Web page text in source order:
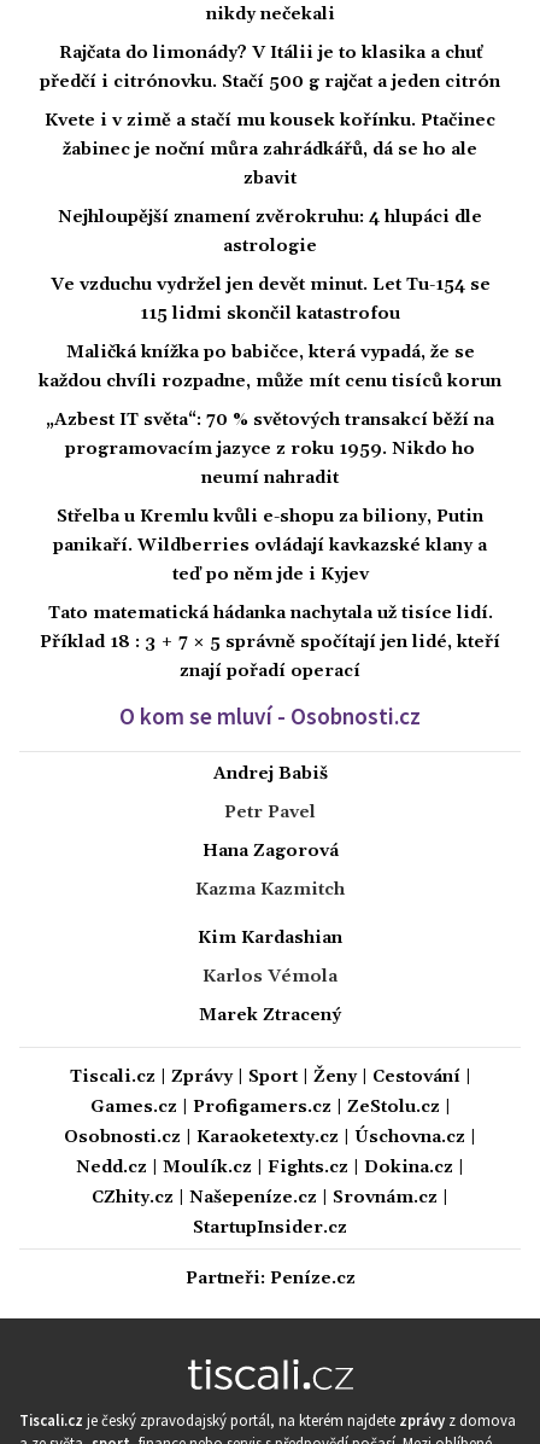
nikdy nečekali
Rajčata do limonády? V Itálii je to klasika a chuť
předčí i citrónovku. Stačí 500 g rajčat a jeden citrón
Kvete i v zimě a stačí mu kousek kořínku. Ptačinec
žabinec je noční můra zahrádkářů, dá se ho ale
zbavit
Nejhloupější znamení zvěrokruhu: 4 hlupáci dle
astrologie
Ve vzduchu vydržel jen devět minut. Let Tu-154 se
115 lidmi skončil katastrofou
Maličká knížka po babičce, která vypadá, že se
každou chvíli rozpadne, může mít cenu tisíců korun
„Azbest IT světa“: 70 % světových transakcí běží na
programovacím jazyce z roku 1959. Nikdo ho
neumí nahradit
Střelba u Kremlu kvůli e-shopu za biliony, Putin
panikaří. Wildberries ovládají kavkazské klany a
teď po něm jde i Kyjev
Tato matematická hádanka nachytala už tisíce lidí.
Příklad 18 : 3 + 7 × 5 správně spočítají jen lidé, kteří
znají pořadí operací
O kom se mluví - Osobnosti.cz
Andrej Babiš
Petr Pavel
Hana Zagorová
Kazma Kazmitch
Kim Kardashian
Karlos Vémola
Marek Ztracený
Tiscali.cz Zprávy| Sport| Ženy| Cestování|
Games.cz
Profigamers.cz ZeStolu.cz
Osobnosti.cz
Karaoketexty.cz Úschovna.cz
Nedd.cz
Moulík.cz Fights.cz Dokina.cz
CZhity.cz
Našepeníze.cz Srovnám.cz
StartupInsider.cz
Partneři: Peníze.cz
Tiscali.cz je český zpravodajský portál, na kterém najdete zprávy z domova